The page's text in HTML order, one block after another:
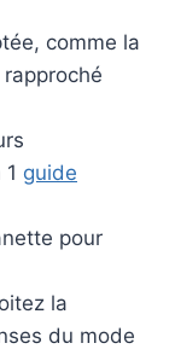
comme la
guide
pour
la
du mode